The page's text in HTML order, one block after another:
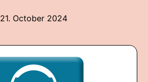
21. October 2024